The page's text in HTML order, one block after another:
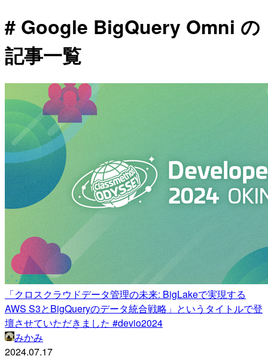
# Google BigQuery Omni の
記事一覧
「クロスクラウドデータ管理の未来: BigLakeで実現する
AWS S3とBigQueryのデータ統合戦略」というタイトルで登
壇させていただきました #devio2024
みかみ
2024.07.17